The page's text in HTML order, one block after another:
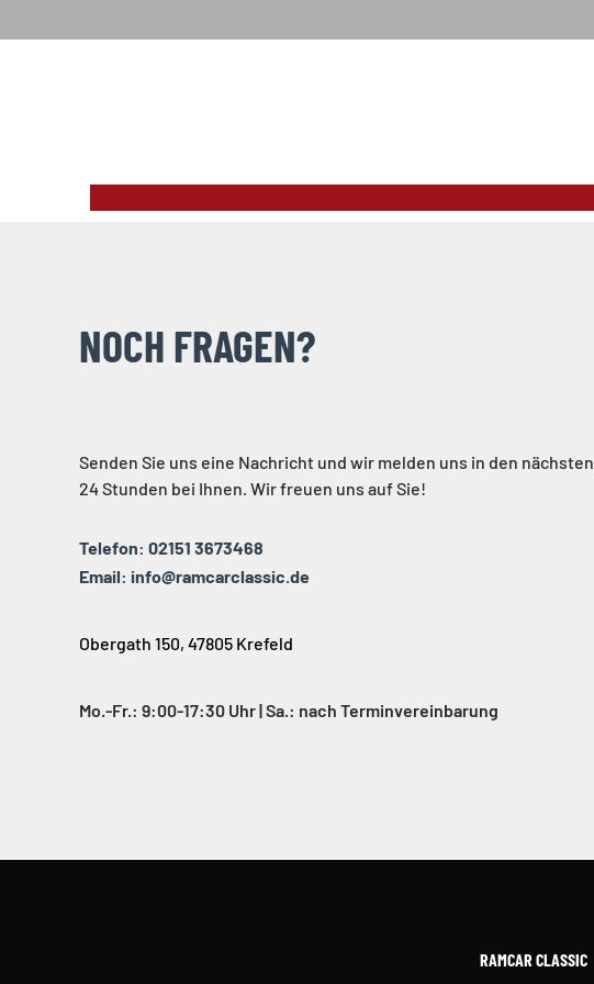
NOCH FRAGEN?
Senden Sie uns eine Nachricht und wir melden uns in den nächsten
24 Stunden bei Ihnen. Wir freuen uns auf Sie!
Telefon: 02151 3673468
Email: info@ramcarclassic.de
Obergath 150, 47805 Krefeld
Mo.-Fr.: 9:00-17:30 Uhr | Sa.: nach Terminvereinbarung
RAMCAR CLASSIC